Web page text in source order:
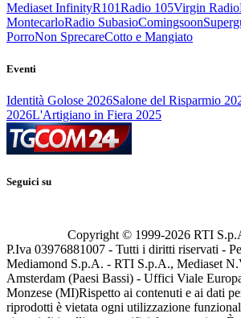
Mediaset InfinityR101Radio 105Virgin Radio
MontecarloRadio SubasioComingsoon
PorroNon SprecareCotto e Mangiato
Eventi
Identità Golose 2026Salone del Risparmio
2026L'Artigiano in Fiera 2025
Seguici su
Copyright © 1999-2026 RTI
P.Iva 03976881007 - Tutti i diritti riservati -
Mediamond S.p.A. - RTI S.p.A., Mediaset
Amsterdam (Paesi Bassi) - Uffici Viale
Monzese (MI)Rispetto ai contenuti e ai dati
riprodotti è vietata ogni utilizzazione